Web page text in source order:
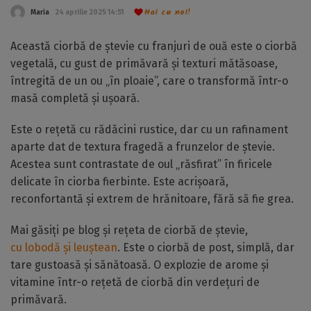
Maria 24 aprilie 2025 14:51 Hai cu noi!
Această ciorbă de ștevie cu franjuri de ouă este o ciorbă
vegetală, cu gust de primăvară și texturi mătăsoase,
întregită de un ou „în ploaie”, care o transformă într-o
masă completă și ușoară.
Este o rețetă cu rădăcini rustice, dar cu un rafinament
aparte dat de textura fragedă a frunzelor de ștevie.
Acestea sunt contrastate de oul „răsfirat” în firicele
delicate în ciorba fierbinte. Este acrișoară,
reconfortantă și extrem de hrănitoare, fără să fie grea.
Mai găsiți pe blog și rețeta de ciorbă de ștevie,
cu lobodă și leuștean. Este o ciorbă de post, simplă, dar
tare gustoasă și sănătoasă. O explozie de arome și
vitamine într-o rețetă de ciorbă din verdețuri de
primăvară.